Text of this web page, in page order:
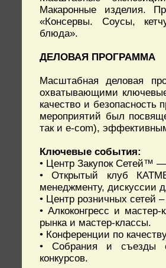
Макаронные изделия.
«Консервы. Соусы,
блюда».
ДЕЛОВАЯ ПРОГРАММА
Масштабная деловая
охватывающими
качество и безопасность
мероприятий был
так и e-com),
Ключевые события:
• Центр Закупок Сетей™
• Открытый клуб
менеджменту, дискуссии
• Центр розничных сетей
• Алкоконгресс и
рынка и мастер-классы.
• Конференции по
• Собрания и съезды
конкурсов.